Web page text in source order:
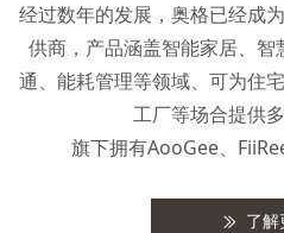
ꅀ 了解
经过数年的发展，奥格已经成
供商，产品涵盖智能家居、
通、能耗管理等领域、可为住
工厂等场合提供
旗下拥有AooGee、